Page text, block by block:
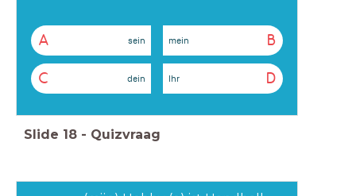
A sein B
mein
C dein D
Ihr
Slide 18 - Quizvraag